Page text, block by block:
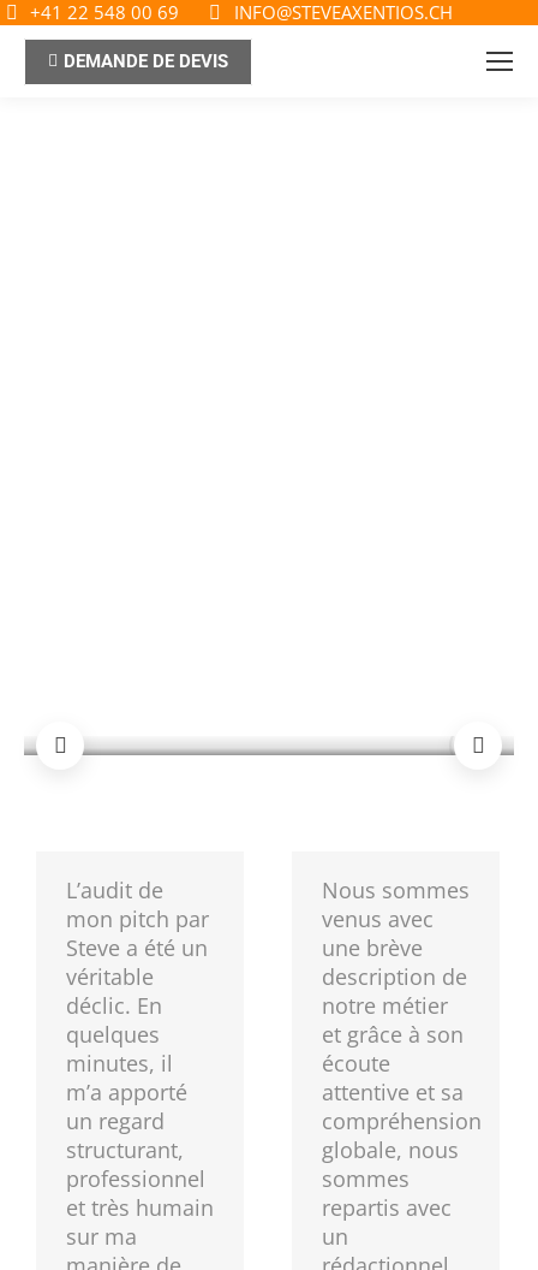
+41 22 548 00 69 INFO@STEVEAXENTIOS.CH
DEMANDE DE DEVIS
L’audit de
mon pitch par
Steve a été un
véritable
déclic. En
quelques
minutes, il
m’a apporté
un regard
structurant,
professionnel
et très humain
sur ma
Nous sommes
venus avec
une brève
description de
notre métier
et grâce à son
écoute
attentive et sa
compréhension
globale, nous
sommes
repartis avec
un